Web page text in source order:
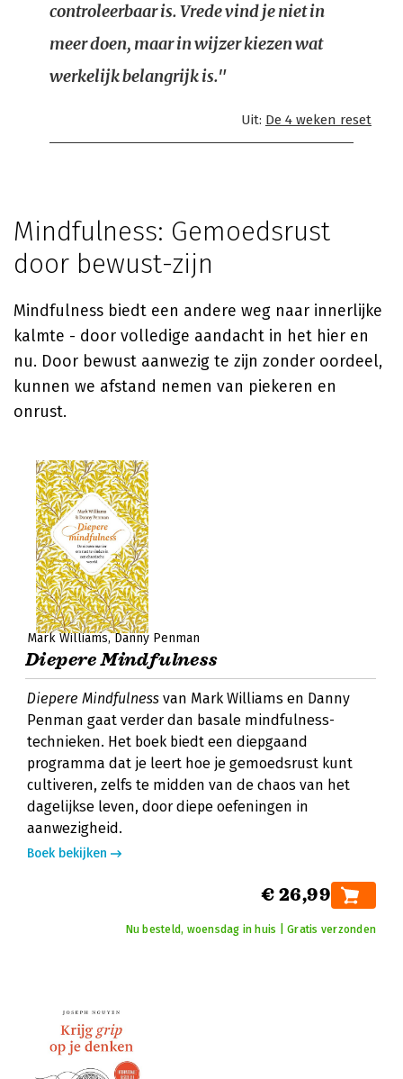
controleerbaar is. Vrede vind je niet in
meer doen, maar in wijzer kiezen wat
werkelijk belangrijk is."
Uit: De 4 weken reset
Mindfulness: Gemoedsrust
door bewust-zijn
Mindfulness biedt een andere weg naar innerlijke
kalmte - door volledige aandacht in het hier en
nu. Door bewust aanwezig te zijn zonder oordeel,
kunnen we afstand nemen van piekeren en
onrust.
Mark Williams Danny Penman
Diepere Mindfulness
Diepere Mindfulness van Mark Williams en Danny
Penman gaat verder dan basale mindfulness-
technieken. Het boek biedt een diepgaand
programma dat je leert hoe je gemoedsrust kunt
cultiveren, zelfs te midden van de chaos van het
dagelijkse leven, door diepe oefeningen in
aanwezigheid.
Boek bekijken
€ 26,99
Nu besteld, woensdag in huis | Gratis verzonden